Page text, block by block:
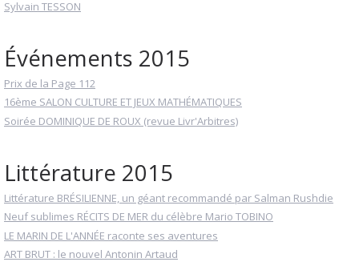
Sylvain TESSON
Événements 2015
Prix de la Page 112
16ème SALON CULTURE ET JEUX MATHÉMATIQUES
Soirée DOMINIQUE DE ROUX (revue Livr'Arbitres)
Littérature 2015
Littérature BRÉSILIENNE, un géant recommandé par Salman Rushdie
Neuf sublimes RÉCITS DE MER du célèbre Mario TOBINO
LE MARIN DE L'ANNÉE raconte ses aventures
ART BRUT : le nouvel Antonin Artaud